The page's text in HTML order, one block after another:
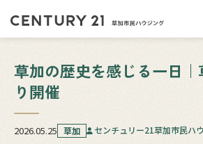
草加の歴史を感じる一日
り開催
2026.05.25 草加 センチュリー21草加市民ハ